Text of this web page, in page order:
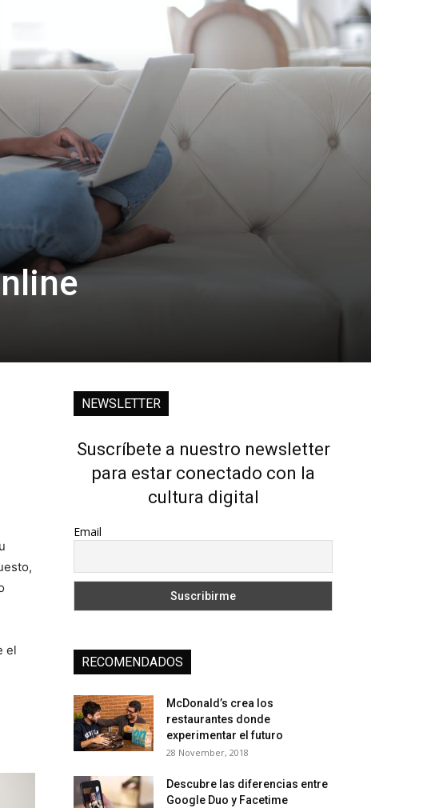
el
NEWSLETTER
Suscríbete a nuestro newsletter
para estar conectado con la
cultura digital
Email
RECOMENDADOS
McDonald’s crea los
restaurantes donde
experimentar el futuro
28 November, 2018
Descubre las diferencias entre
Google Duo y Facetime